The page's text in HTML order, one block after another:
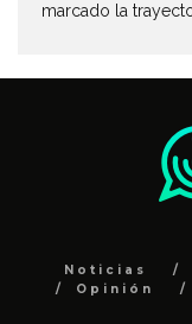
marcado la
Noticias
Opinión